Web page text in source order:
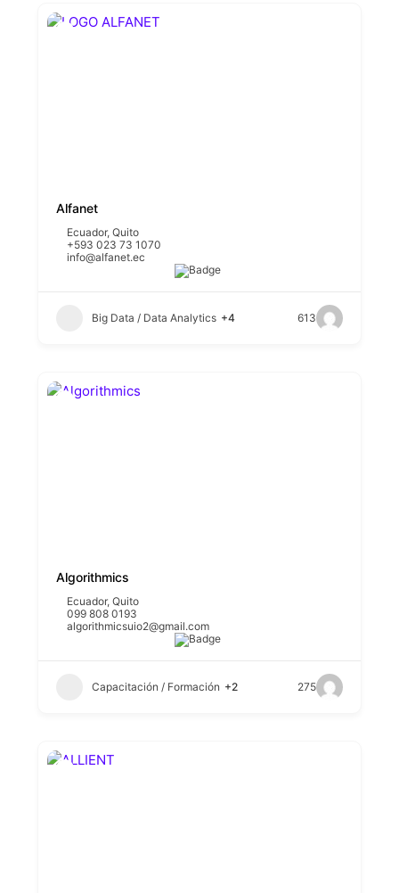
Alfanet
Ecuador,Quito
+593 023 73 1070
info@alfanet.ec
Big Data / Data Analytics +4 613
Algorithmics
Ecuador,Quito
099 808 0193
algorithmicsuio2@gmail.com
Capacitación / Formación +2 275